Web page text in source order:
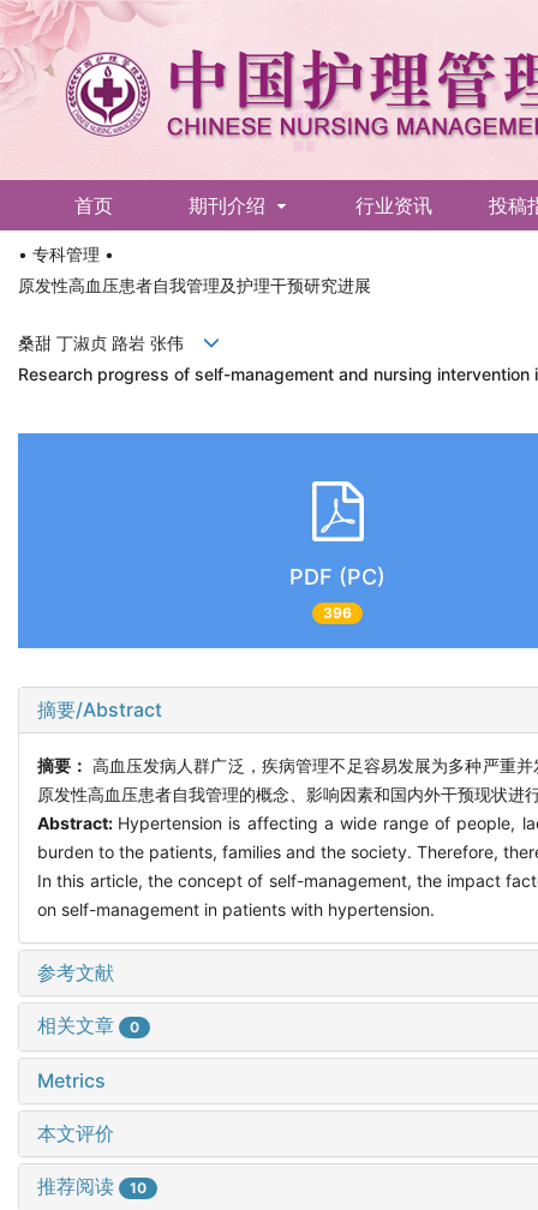
首页 期刊介绍 行业资讯 投稿
English
• 专科管理 •
原发性高血压患者自我管理及护理干预研究进展
桑甜 丁淑贞 路岩 张伟
Research progress of self-management and nursing
PDF (PC)
396
摘要/Abstract
摘要： 高血压发病人群广泛，疾病管理不足容易发展为多种严重
原发性高血压患者自我管理的概念、影响因素和国内外干预现状
Abstract: Hypertension is affecting a wide range of people,
burden to the patients, families and the society. Therefore,
In this article, the concept of self-management, the impact
on self-management in patients with hypertension.
参考文献
相关文章 0
Metrics
本文评价
推荐阅读 10